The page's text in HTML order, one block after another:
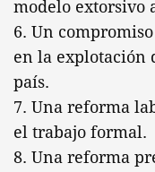
modelo extorsivo
6. Un
en la explotación
país.
7. Una reforma
el trabajo formal.
8. Una reforma